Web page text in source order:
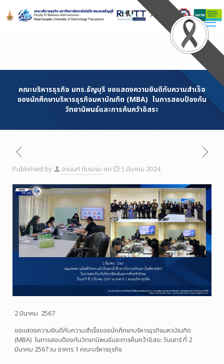
Content
คณะบริหารธุรกิจ มทร.ธัญบุรี ขอแสดงความยินดีกับความสำเร็จ
ของนักศึกษาบริหารธุรกิจมหาบัณฑิต (MBA) ในการสอบป้องกัน
วิทยานิพนธ์และการค้นคว้าอิสระ
Published by อานนท์ ทับเปรม on 5 มีนาคม 2024
2 มีนาคม 2567
ขอแสดงความยินดีกับความสำเร็จของนักศึกษาบริหารธุรกิจมหาบัณฑิต
(MBA) ในการสอบป้องกันวิทยานิพนธ์และการค้นคว้าอิสระ วันเสาร์ ที่ 2
มีนาคม 2567 ณ อาคาร 1 คณะบริหารธุรกิจ